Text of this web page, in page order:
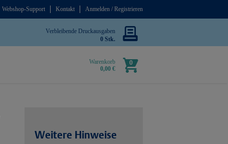
Webshop-Support Kontakt Anmelden / Registrieren
Verbleibende Druckausgaben
0 Stk.
Warenkorb
0,00 €
0
Weitere Hinweise